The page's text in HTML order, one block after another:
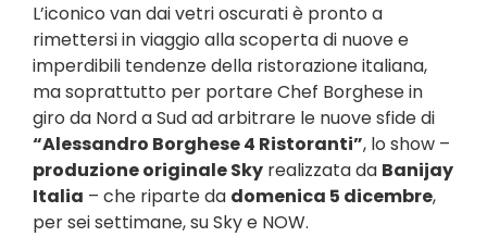
L’iconico van dai vetri oscurati è pronto a
rimettersi in viaggio alla scoperta di nuove e
imperdibili tendenze della ristorazione italiana,
ma soprattutto per portare Chef Borghese in
giro da Nord a Sud ad arbitrare le nuove sfide di
“Alessandro Borghese 4 Ristoranti”, lo show –
produzione originale Sky realizzata da Banijay
Italia – che riparte da domenica 5 dicembre,
per sei settimane, su Sky e NOW.